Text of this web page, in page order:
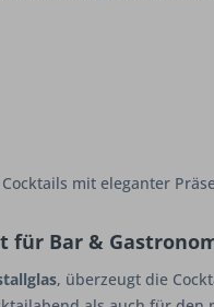
mit eleganter
für Bar &
, überzeugt die